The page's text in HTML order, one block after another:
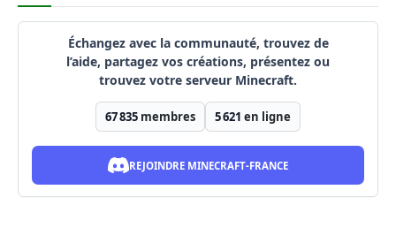
Échangez avec la communauté, trouvez de
l’aide, partagez vos créations, présentez ou
trouvez votre serveur Minecraft.
67 835 membres 5 621 en ligne
REJOINDRE MINECRAFT-FRANCE